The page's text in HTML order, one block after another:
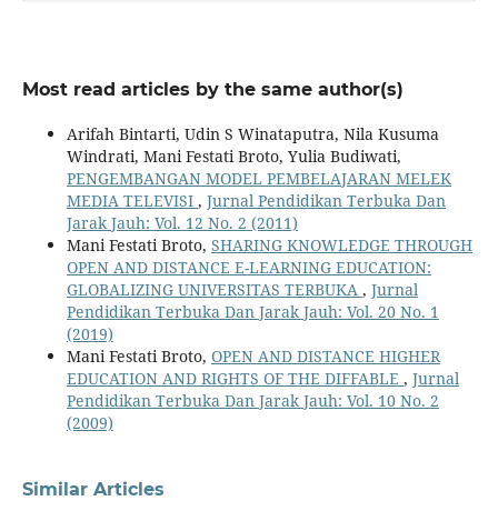
Most read articles by the same author(s)
Arifah Bintarti, Udin S Winataputra, Nila Kusuma
Windrati, Mani Festati Broto, Yulia Budiwati,
PENGEMBANGAN MODEL PEMBELAJARAN MELEK
MEDIA TELEVISI , Jurnal Pendidikan Terbuka Dan
Jarak Jauh: Vol. 12 No. 2 (2011)
Mani Festati Broto, SHARING KNOWLEDGE THROUGH
OPEN AND DISTANCE E-LEARNING EDUCATION:
GLOBALIZING UNIVERSITAS TERBUKA , Jurnal
Pendidikan Terbuka Dan Jarak Jauh: Vol. 20 No. 1
(2019)
Mani Festati Broto, OPEN AND DISTANCE HIGHER
EDUCATION AND RIGHTS OF THE DIFFABLE , Jurnal
Pendidikan Terbuka Dan Jarak Jauh: Vol. 10 No. 2
(2009)
Similar Articles